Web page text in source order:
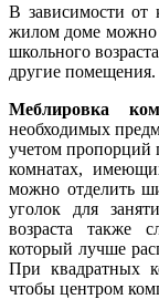
В зависимости от
жилом доме можно
школьного
другие помещения.
Меблировка
необходимых
учетом
комнатах,
можно отделить
уголок для
возраста также
который лучше
При квадратных
чтобы центром